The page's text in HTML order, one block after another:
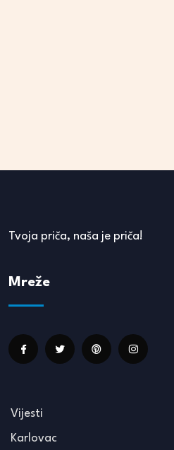
Tvoja priča, naša je priča!
Mreže
Vijesti
Karlovac